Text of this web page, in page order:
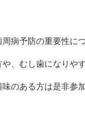
病予防の重要性に
、むし歯になりや
のある方は是非参